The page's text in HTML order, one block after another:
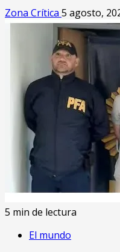
Zona Crítica 5 agosto,
5 min de lectura
El mundo